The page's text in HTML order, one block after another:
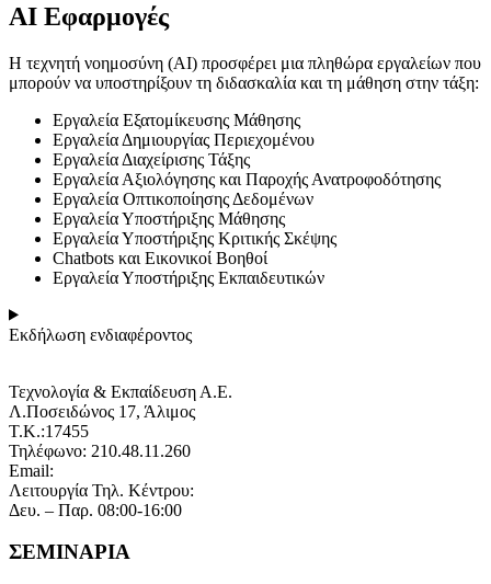
AI Εφαρμογές
Η τεχνητή νοημοσύνη (AI) προσφέρει μια πληθώρα εργαλείων που
μπορούν να υποστηρίξουν τη διδασκαλία και τη μάθηση στην τάξη:
Εργαλεία Εξατομίκευσης Μάθησης
Εργαλεία Δημιουργίας Περιεχομένου
Εργαλεία Διαχείρισης Τάξης
Εργαλεία Αξιολόγησης και Παροχής Ανατροφοδότησης
Εργαλεία Οπτικοποίησης Δεδομένων
Εργαλεία Υποστήριξης Μάθησης
Εργαλεία Υποστήριξης Κριτικής Σκέψης
Chatbots και Εικονικοί Βοηθοί
Εργαλεία Υποστήριξης Εκπαιδευτικών
Εκδήλωση ενδιαφέροντος
Τεχνολογία & Εκπαίδευση Α.Ε.
Λ.Ποσειδώνος 17, Άλιμος
Τ.Κ.:17455
Τηλέφωνο: 210.48.11.260
Email:
Λειτουργία Τηλ. Κέντρου:
Δευ. – Παρ. 08:00-16:00
ΣΕΜΙΝΑΡΙΑ